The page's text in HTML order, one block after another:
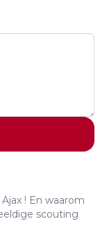
! En waarom
scouting